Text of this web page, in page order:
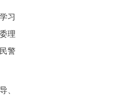
习
理
警
、